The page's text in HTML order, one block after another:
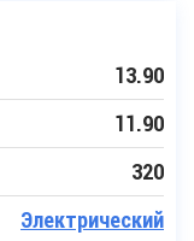
13.90
11.90
320
Электрический